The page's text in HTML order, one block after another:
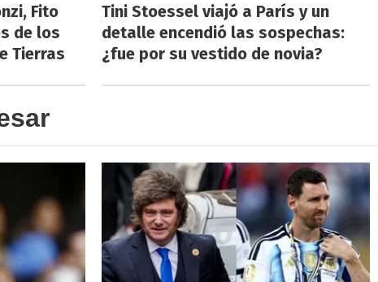
Fito
de los
Tierras
Tini Stoessel viajó a París y un
detalle encendió las sospechas:
¿fue por su vestido de novia?